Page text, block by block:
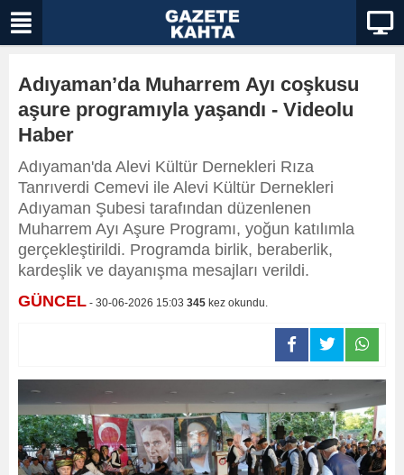
Adıyaman’da Muharrem Ayı coşkusu
aşure programıyla yaşandı - Videolu
Haber
Adıyaman'da Alevi Kültür Dernekleri Rıza
Tanrıverdi Cemevi ile Alevi Kültür Dernekleri
Adıyaman Şubesi tarafından düzenlenen
Muharrem Ayı Aşure Programı, yoğun katılımla
gerçekleştirildi. Programda birlik, beraberlik,
kardeşlik ve dayanışma mesajları verildi.
GÜNCEL - 30-06-2026 15:03 345 kez okundu.